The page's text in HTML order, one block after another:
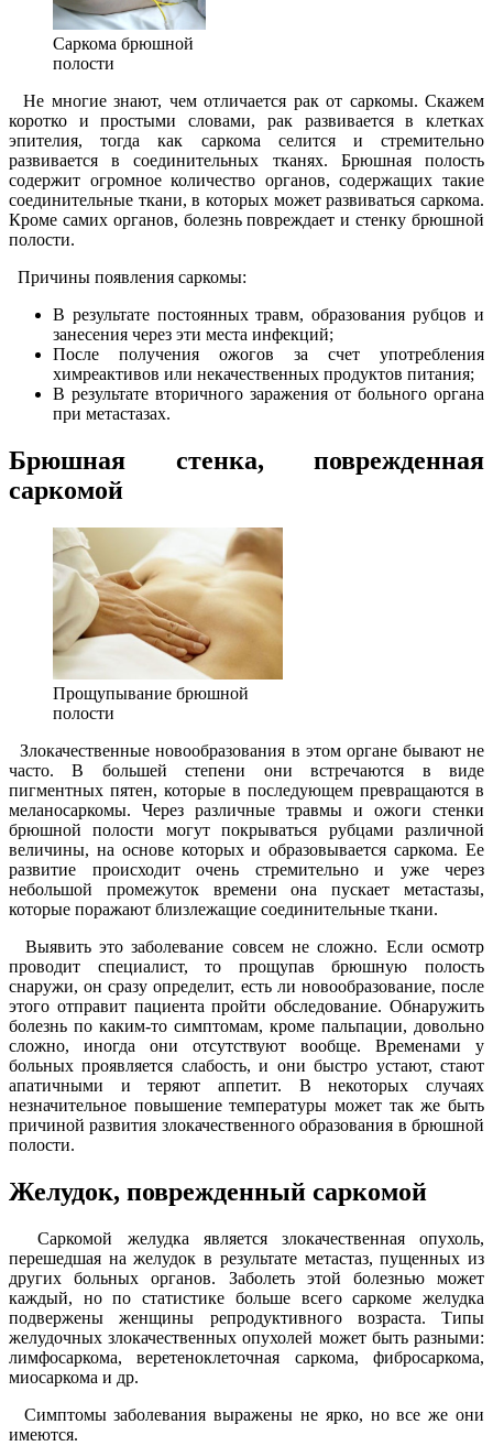
Саркома брюшной
полости
Не многие знают, чем отличается рак от саркомы. Скажем
коротко и простыми словами, рак развивается в клетках
эпителия, тогда как саркома селится и стремительно
развивается в соединительных тканях. Брюшная полость
содержит огромное количество органов, содержащих такие
соединительные ткани, в которых может развиваться саркома.
Кроме самих органов, болезнь повреждает и стенку брюшной
полости.
Причины появления саркомы:
В результате постоянных травм, образования рубцов и
занесения через эти места инфекций;
После получения ожогов за счет употребления
химреактивов или некачественных продуктов питания;
В результате вторичного заражения от больного органа
при метастазах.
Брюшная стенка, поврежденная
саркомой
Прощупывание брюшной
полости
Злокачественные новообразования в этом органе бывают не
часто. В большей степени они встречаются в виде
пигментных пятен, которые в последующем превращаются в
меланосаркомы. Через различные травмы и ожоги стенки
брюшной полости могут покрываться рубцами различной
величины, на основе которых и образовывается саркома. Ее
развитие происходит очень стремительно и уже через
небольшой промежуток времени она пускает метастазы,
которые поражают близлежащие соединительные ткани.
Выявить это заболевание совсем не сложно. Если осмотр
проводит специалист, то прощупав брюшную полость
снаружи, он сразу определит, есть ли новообразование, после
этого отправит пациента пройти обследование. Обнаружить
болезнь по каким-то симптомам, кроме пальпации, довольно
сложно, иногда они отсутствуют вообще. Временами у
больных проявляется слабость, и они быстро устают, стают
апатичными и теряют аппетит. В некоторых случаях
незначительное повышение температуры может так же быть
причиной развития злокачественного образования в брюшной
полости.
Желудок, поврежденный саркомой
Саркомой желудка является злокачественная опухоль,
перешедшая на желудок в результате метастаз, пущенных из
других больных органов. Заболеть этой болезнью может
каждый, но по статистике больше всего саркоме желудка
подвержены женщины репродуктивного возраста. Типы
желудочных злокачественных опухолей может быть разными:
лимфосаркома, веретеноклеточная саркома, фибросаркома,
миосаркома и др.
Симптомы заболевания выражены не ярко, но все же они
имеются.